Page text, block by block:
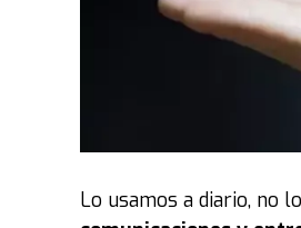
Lo usamos a diario, no